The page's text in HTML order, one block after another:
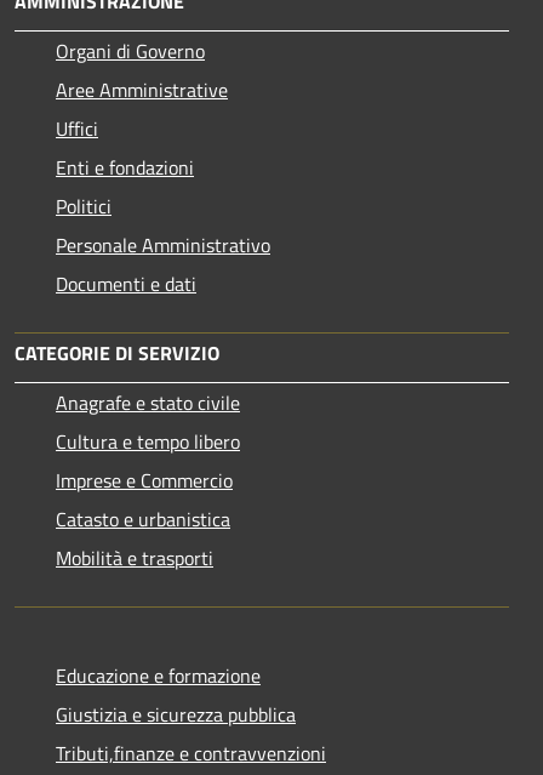
Organi di Governo
Aree Amministrative
Uffici
Enti e fondazioni
Politici
Personale Amministrativo
Documenti e dati
CATEGORIE DI SERVIZIO
Anagrafe e stato civile
Cultura e tempo libero
Imprese e Commercio
Catasto e urbanistica
Mobilità e trasporti
Educazione e formazione
Giustizia e sicurezza pubblica
Tributi,finanze e contravvenzioni